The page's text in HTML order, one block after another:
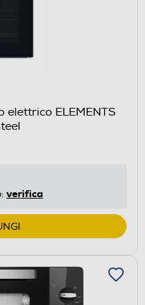
elettrico ELEMENTS
verifica